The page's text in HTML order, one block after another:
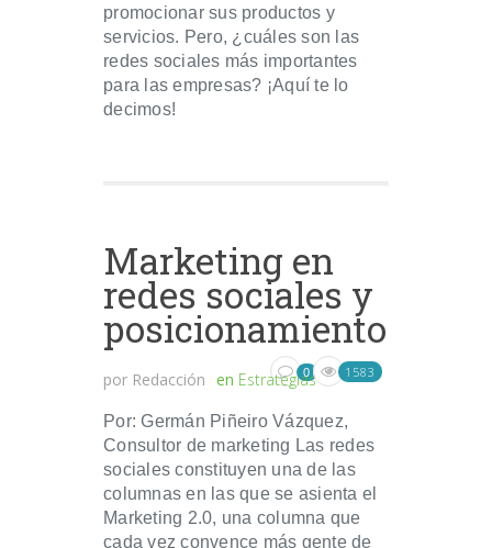
promocionar sus productos y
servicios. Pero, ¿cuáles son las
redes sociales más importantes
para las empresas? ¡Aquí te lo
decimos!
Marketing en
redes sociales y
posicionamiento
por Redacción en Estrategias
0 1583
Por: Germán Piñeiro Vázquez,
Consultor de marketing Las redes
sociales constituyen una de las
columnas en las que se asienta el
Marketing 2.0, una columna que
cada vez convence más gente de